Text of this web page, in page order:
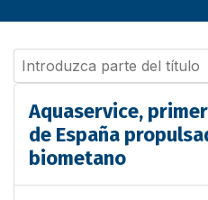
Introduzca parte del título
Aquaservice,
de España
biometano